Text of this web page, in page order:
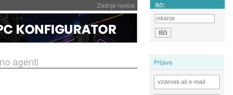
Zadnje novice Išči:
Prijava
agenti